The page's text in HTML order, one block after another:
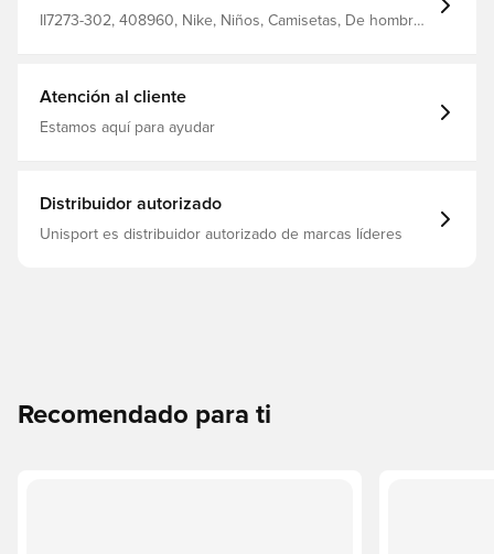
II7273-302, 408960, Nike, Niños, Camisetas, De hombre,
Atención al cliente
Estamos aquí para ayudar
Distribuidor autorizado
Unisport es distribuidor autorizado de marcas líderes
Recomendado para ti